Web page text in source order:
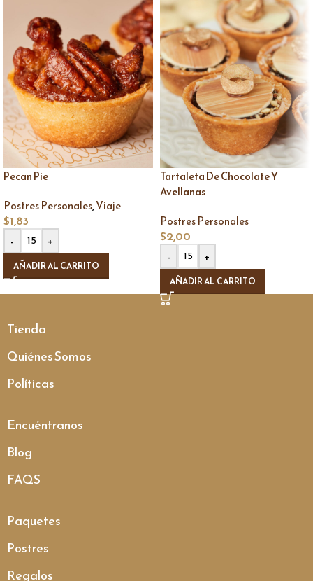
Pecan Pie
Postres Personales,Viaje
$1,83
-
+
AÑADIR AL CARRITO
Tartaleta De Chocolate Y
Avellanas
Postres Personales
$2,00
-
+
AÑADIR AL CARRITO
Tienda
Quiénes Somos
Políticas
Encuéntranos
Blog
FAQS
Paquetes
Postres
Regalos